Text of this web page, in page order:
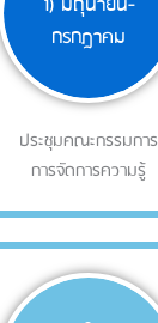
กรกฎาคม
ประชุมคณะกรรมการ
การจัดการความรู้